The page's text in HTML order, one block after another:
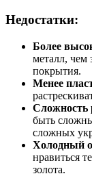
Недостатки:
Более
металл, чем
покрытия.
Менее
Сложность
быть
сложных
Холодный
нравиться
золота.